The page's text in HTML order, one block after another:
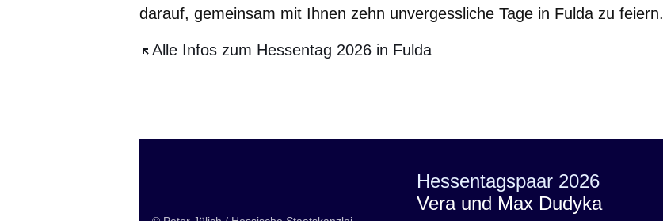
darauf, gemeinsam mit Ihnen zehn unvergessliche Tage in Fulda zu feiern.
Alle Infos zum Hessentag 2026 in Fulda
Öffnet sich in einem neuen Fenster
Hessentagspaar 2026
Vera und Max Dudyka